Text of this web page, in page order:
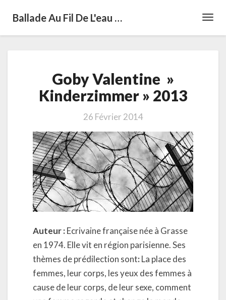
Ballade Au Fil De L'eau …
Valentine
»
Kinderzimmer »
Goby Valentine »
Kinderzimmer » 2013
26 Février 2014
Auteur :Ecrivaine française née à Grasse
en 1974. Elle vit en région parisienne. Ses
thèmes de prédilection sont:La place des
femmes, leur corps, les yeux des femmes à
cause de leur corps, de leur sexe, comment